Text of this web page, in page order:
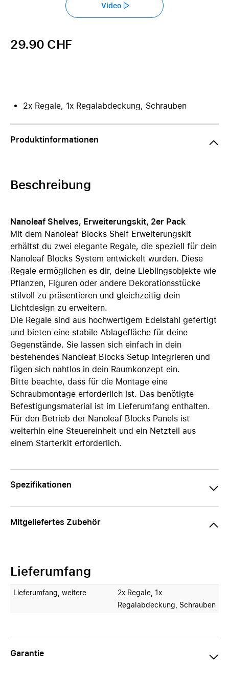
Video
29.90 CHF
2x Regale, 1x Regalabdeckung, Schrauben
Produktinformationen
Beschreibung
Nanoleaf Shelves, Erweiterungskit, 2er Pack
Mit dem Nanoleaf Blocks Shelf Erweiterungskit
erhältst du zwei elegante Regale, die speziell für dein
Nanoleaf Blocks System entwickelt wurden. Diese
Regale ermöglichen es dir, deine Lieblingsobjekte wie
Pflanzen, Figuren oder andere Dekorationsstücke
stilvoll zu präsentieren und gleichzeitig dein
Lichtdesign zu erweitern.
Die Regale sind aus hochwertigem Edelstahl gefertigt
und bieten eine stabile Ablagefläche für deine
Gegenstände. Sie lassen sich einfach in dein
bestehendes Nanoleaf Blocks Setup integrieren und
fügen sich nahtlos in dein Raumkonzept ein.
Bitte beachte, dass für die Montage eine
Schraubmontage erforderlich ist. Das benötigte
Befestigungsmaterial ist im Lieferumfang enthalten.
Für den Betrieb der Nanoleaf Blocks Panels ist
weiterhin eine Steuereinheit und ein Netzteil aus
einem Starterkit erforderlich.
Spezifikationen
Mitgeliefertes Zubehör
Lieferumfang
Lieferumfang, weitere
2x Regale, 1x
Regalabdeckung, Schrauben
Garantie